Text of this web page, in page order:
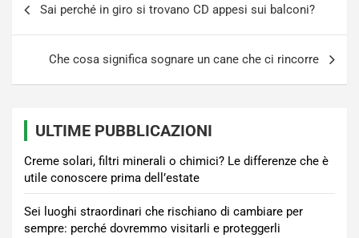
articoli
Sai perché in giro si trovano CD appesi sui balconi?
Che cosa significa sognare un cane che ci rincorre
ULTIME PUBBLICAZIONI
Creme solari, filtri minerali o chimici? Le differenze che è
utile conoscere prima dell’estate
Sei luoghi straordinari che rischiano di cambiare per
sempre: perché dovremmo visitarli e proteggerli